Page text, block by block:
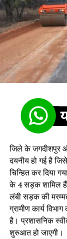
जिले के जगदीशपुर
दयनीय हो गई है
चिन्हित कर दिया
के 4 सड़क शामिल
लंबी सड़क की
ग्रामीण कार्य
है। प्रशासनिक
शुरुआत हो जाएगी।